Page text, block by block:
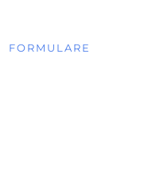
FORMULARE